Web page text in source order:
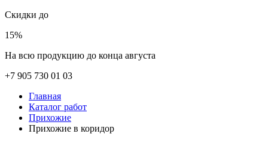
Скидки до
15%
На всю продукцию до конца августа
+7 905 730 01 03
Главная
Каталог работ
Прихожие
Прихожие в коридор